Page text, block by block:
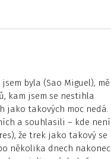
byla (Sao Miguel), mě
kam jsem se nestihla
jako takových moc nedá.
a souhlasili – kde není
že trek jako takový se
několika dnech nakonec